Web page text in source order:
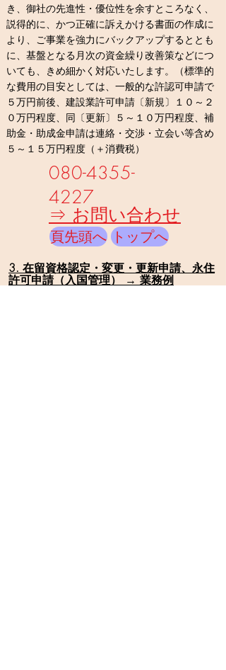
き、御社の先進性・優位性を余すところなく、
説得的に、かつ正確に訴えかける書面の作成に
より、ご事業を強力にバックアップするととも
に、基盤となる月次の資金繰り改善策などにつ
いても、きめ細かく対応いたします。
（標準的
な費用の目安としては、一般的な許認可申請で
５万円前後、建設業許可申請〔新規〕１０～２
０万円程度、同〔更新〕５～１０万円程度、補
助金・助成金申請は連絡・交渉・立会い等含め
５～１５万円程度（ ＋消費税）
080-4355-
4227
⇒ お問い合わせ
頁先頭へ トップへ
3. 在留資格認定・変更・更新申請、永住
許可申請（入国管理） → 業務例